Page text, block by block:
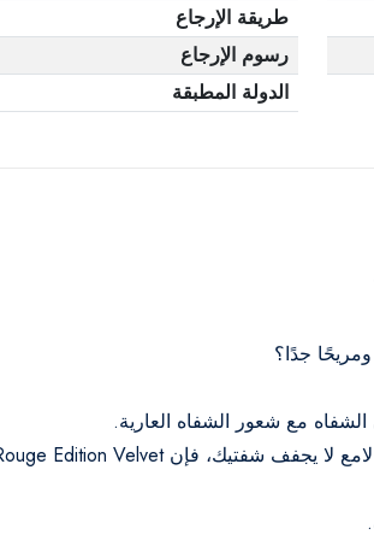
طريقة الإرجاع
رسوم الإرجاع
الدولة المطبقة
جدًا؟
مع شعور الشفاه العارية.